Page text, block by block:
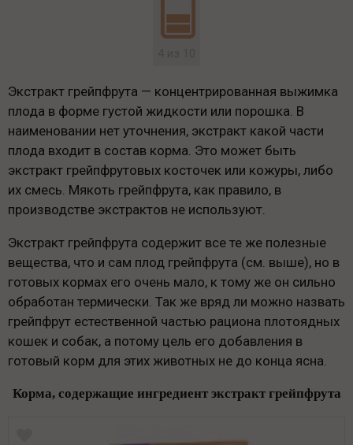
Экстракт грейпфрута — концентрированная выжимка
плода в форме густой жидкости или порошка. В
наименовании нет уточнения, экстракт какой части
плода входит в состав корма. Это может быть
экстракт грейпфрутовых косточек или кожуры, либо
их смесь. Мякоть грейпфрута, как правило, в
производстве экстрактов не используют.
Экстракт грейпфрута содержит все те же полезные
вещества, что и сам плод грейпфрута (см. выше), но в
готовых кормах его очень мало, к тому же он сильно
обработан термически. Так же вряд ли можно назвать
грейпфрут естественной частью рациона плотоядных
кошек и собак, а потому цель его добавления в
готовый корм для этих животных не до конца ясна.
Корма, содержащие ингредиент экстракт грейпфрута